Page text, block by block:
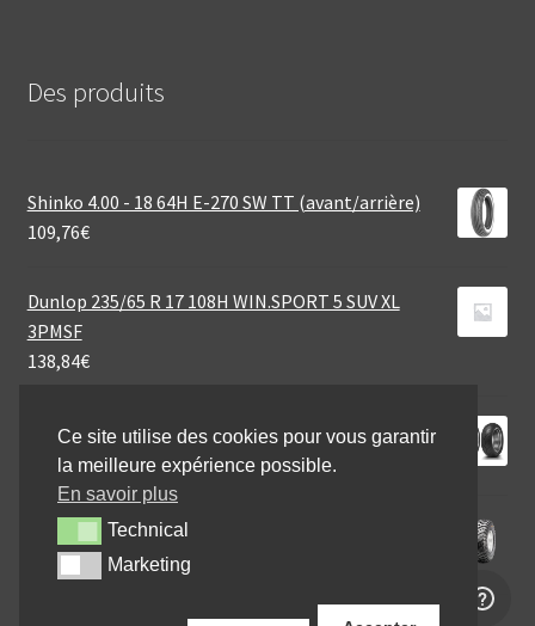
Des produits
Shinko 4.00 - 18 64H E-270 SW TT (avant/arrière)
109,76€
Dunlop 235/65 R 17 108H WIN.SPORT 5 SUV XL
3PMSF
138,84€
Dunlop D 423 130/70 R 18 63V TL (avant)
177,41€
CST 22X11 - 10 47N C-828 6PR
69,60€
Ce site utilise des cookies pour vous garantir
la meilleure expérience possible.
En savoir plus
TechnicalTechnical
MarketingMarketing